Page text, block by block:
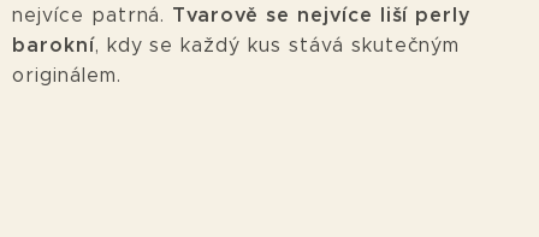
nejvíce patrná. Tvarově se nejvíce liší perly
barokní, kdy se každý kus stává skutečným
originálem.